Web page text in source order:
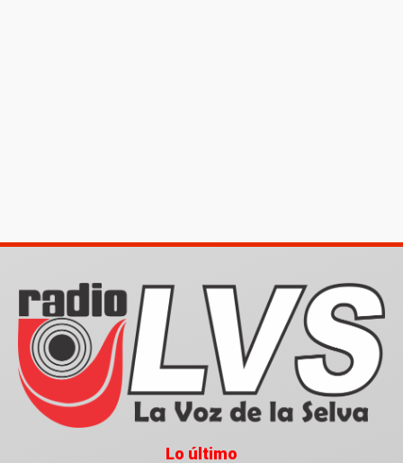
Lo último